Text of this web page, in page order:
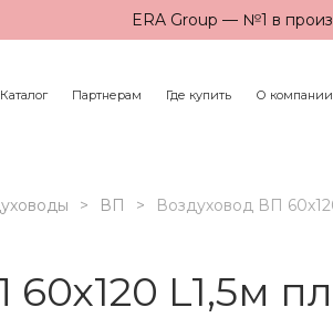
ERA Group — №1 в
Каталог Партнерам Где купить О компании
ВП Воздуховод ВП
L1,5м